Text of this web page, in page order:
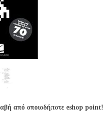
από οποιοδήποτε eshop point!